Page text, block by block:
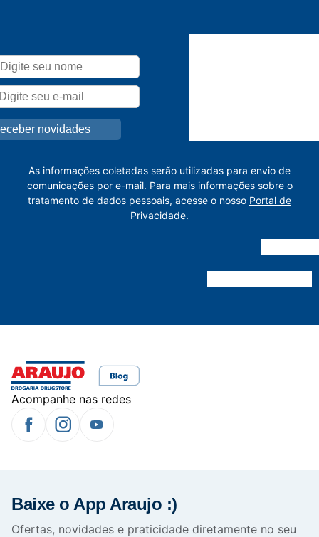
As informações coletadas serão utilizadas para envio de
comunicações por e-mail. Para mais informações sobre o
tratamento de dados pessoais, acesse o nosso Portal de
Privacidade.
Acompanhe nas redes
Baixe o App Araujo :)
Ofertas, novidades e praticidade diretamente no seu